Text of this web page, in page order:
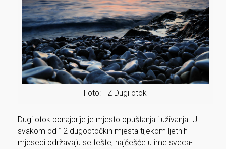
Foto: TZ Dugi otok
Dugi otok ponajprije je mjesto opuštanja i uživanja. U
svakom od 12 dugootočkih mjesta tijekom ljetnih
mjeseci održavaju se fešte, najčešće u ime sveca-